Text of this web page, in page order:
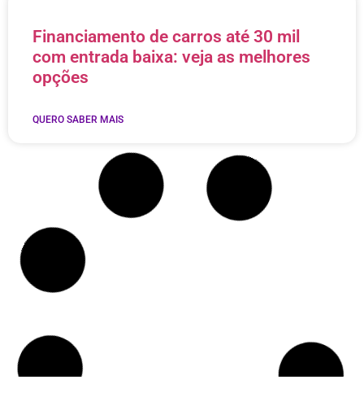
Financiamento de carros até 30 mil
com entrada baixa: veja as melhores
opções
QUERO SABER MAIS